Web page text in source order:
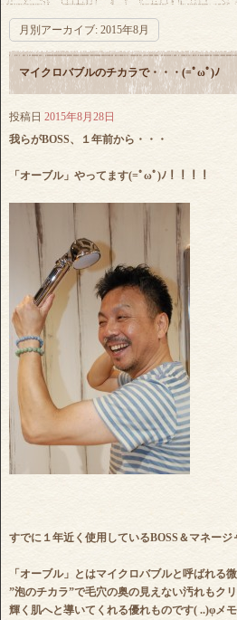
月別アーカイブ: 2015年8月
マイクロバブルのチカラで・・・(=ﾟωﾟ)ﾉ
投稿日 2015年8月28日
我らがBOSS、１年前から・・・
「オーブル」やってます(=ﾟωﾟ)ﾉ！！！！
すでに１年近く使用しているBOSS＆マネージ
「オーブル」とはマイクロバブルと呼ばれる
”泡のチカラ”で毛穴の奥の見えない汚れもクリ
輝く肌へと導いてくれる優れものです( ..)φメ